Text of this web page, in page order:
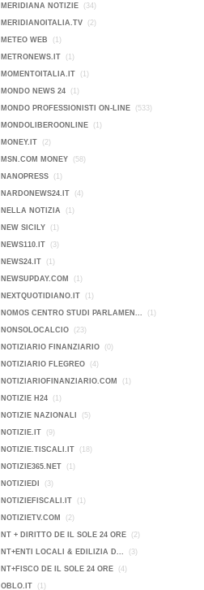
MERIDIANA NOTIZIE (34)
MERIDIANOITALIA.TV (2)
METEO WEB (1)
METRONEWS.IT (1)
MOMENTOITALIA.IT (1)
MONDO NEWS 24 (1)
MONDO PROFESSIONISTI ON-LINE (533)
MONDOLIBEROONLINE (1)
MONEY.IT (2)
MSN.COM MONEY (58)
NANOPRESS (1)
NARDONEWS24.IT (4)
NELLA NOTIZIA (1)
NEW SICILY (1)
NEWS110.IT (3)
NEWS24.IT (1)
NEWSUPDAY.COM (1)
NEXTQUOTIDIANO.IT (1)
NOMOS CENTRO STUDI PARLAMEN... (1)
NONSOLOCALCIO (23)
NOTIZIARIO FINANZIARIO (0)
NOTIZIARIO FLEGREO (4)
NOTIZIARIOFINANZIARIO.COM (1)
NOTIZIE H24 (1)
NOTIZIE NAZIONALI (5)
NOTIZIE.IT (9)
NOTIZIE.TISCALI.IT (18)
NOTIZIE365.NET (1)
NOTIZIEDI (3)
NOTIZIEFISCALI.IT (1)
NOTIZIETV.COM (2)
NT + DIRITTO DE IL SOLE 24 ORE (2)
NT+ENTI LOCALI & EDILIZIA D... (3)
NT+FISCO DE IL SOLE 24 ORE (4)
OBLO.IT (1)